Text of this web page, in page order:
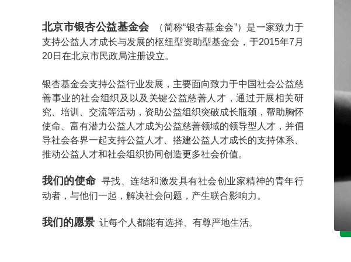
北京市银杏公益基金会
（简称“银杏基金会”）是一家致力于
支持公益人才成长与发展的枢纽型资助型基金会，于2015年7月
20日在北京市民政局注册设立。
银杏基金会支持公益行业发展，主要面向致力于中国社会公益慈
善事业的社会组织及以及关键公益慈善人才，通过开展相关研
究、培训、交流等活动，资助公益组织突破成长瓶颈，帮助胸怀
使命、富有潜力公益人才成为公益慈善领域的领导型人才，并倡
导社会各界一起支持公益人才、搭建公益人才成长的支持体系、
推动公益人才和社会组织协同创造更多社会价值。
我们的使命 寻找、连结和激发具有社会创业家精神的青年行
动者，与他们一起，解决社会问题，产生联合影响力。
我们的愿景 让每个人都能有选择、有尊严地生活。